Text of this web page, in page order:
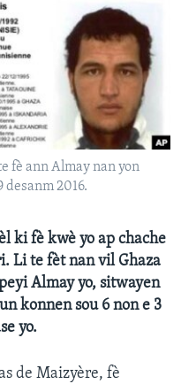
fè ann Almay nan yon
desanm 2016.
ki fè kwè yo ap chache
Li te fèt nan vil Ghaza
Almay yo, sitwayen
konnen sou 6 non e 3
yo.
de Maizyère, fè